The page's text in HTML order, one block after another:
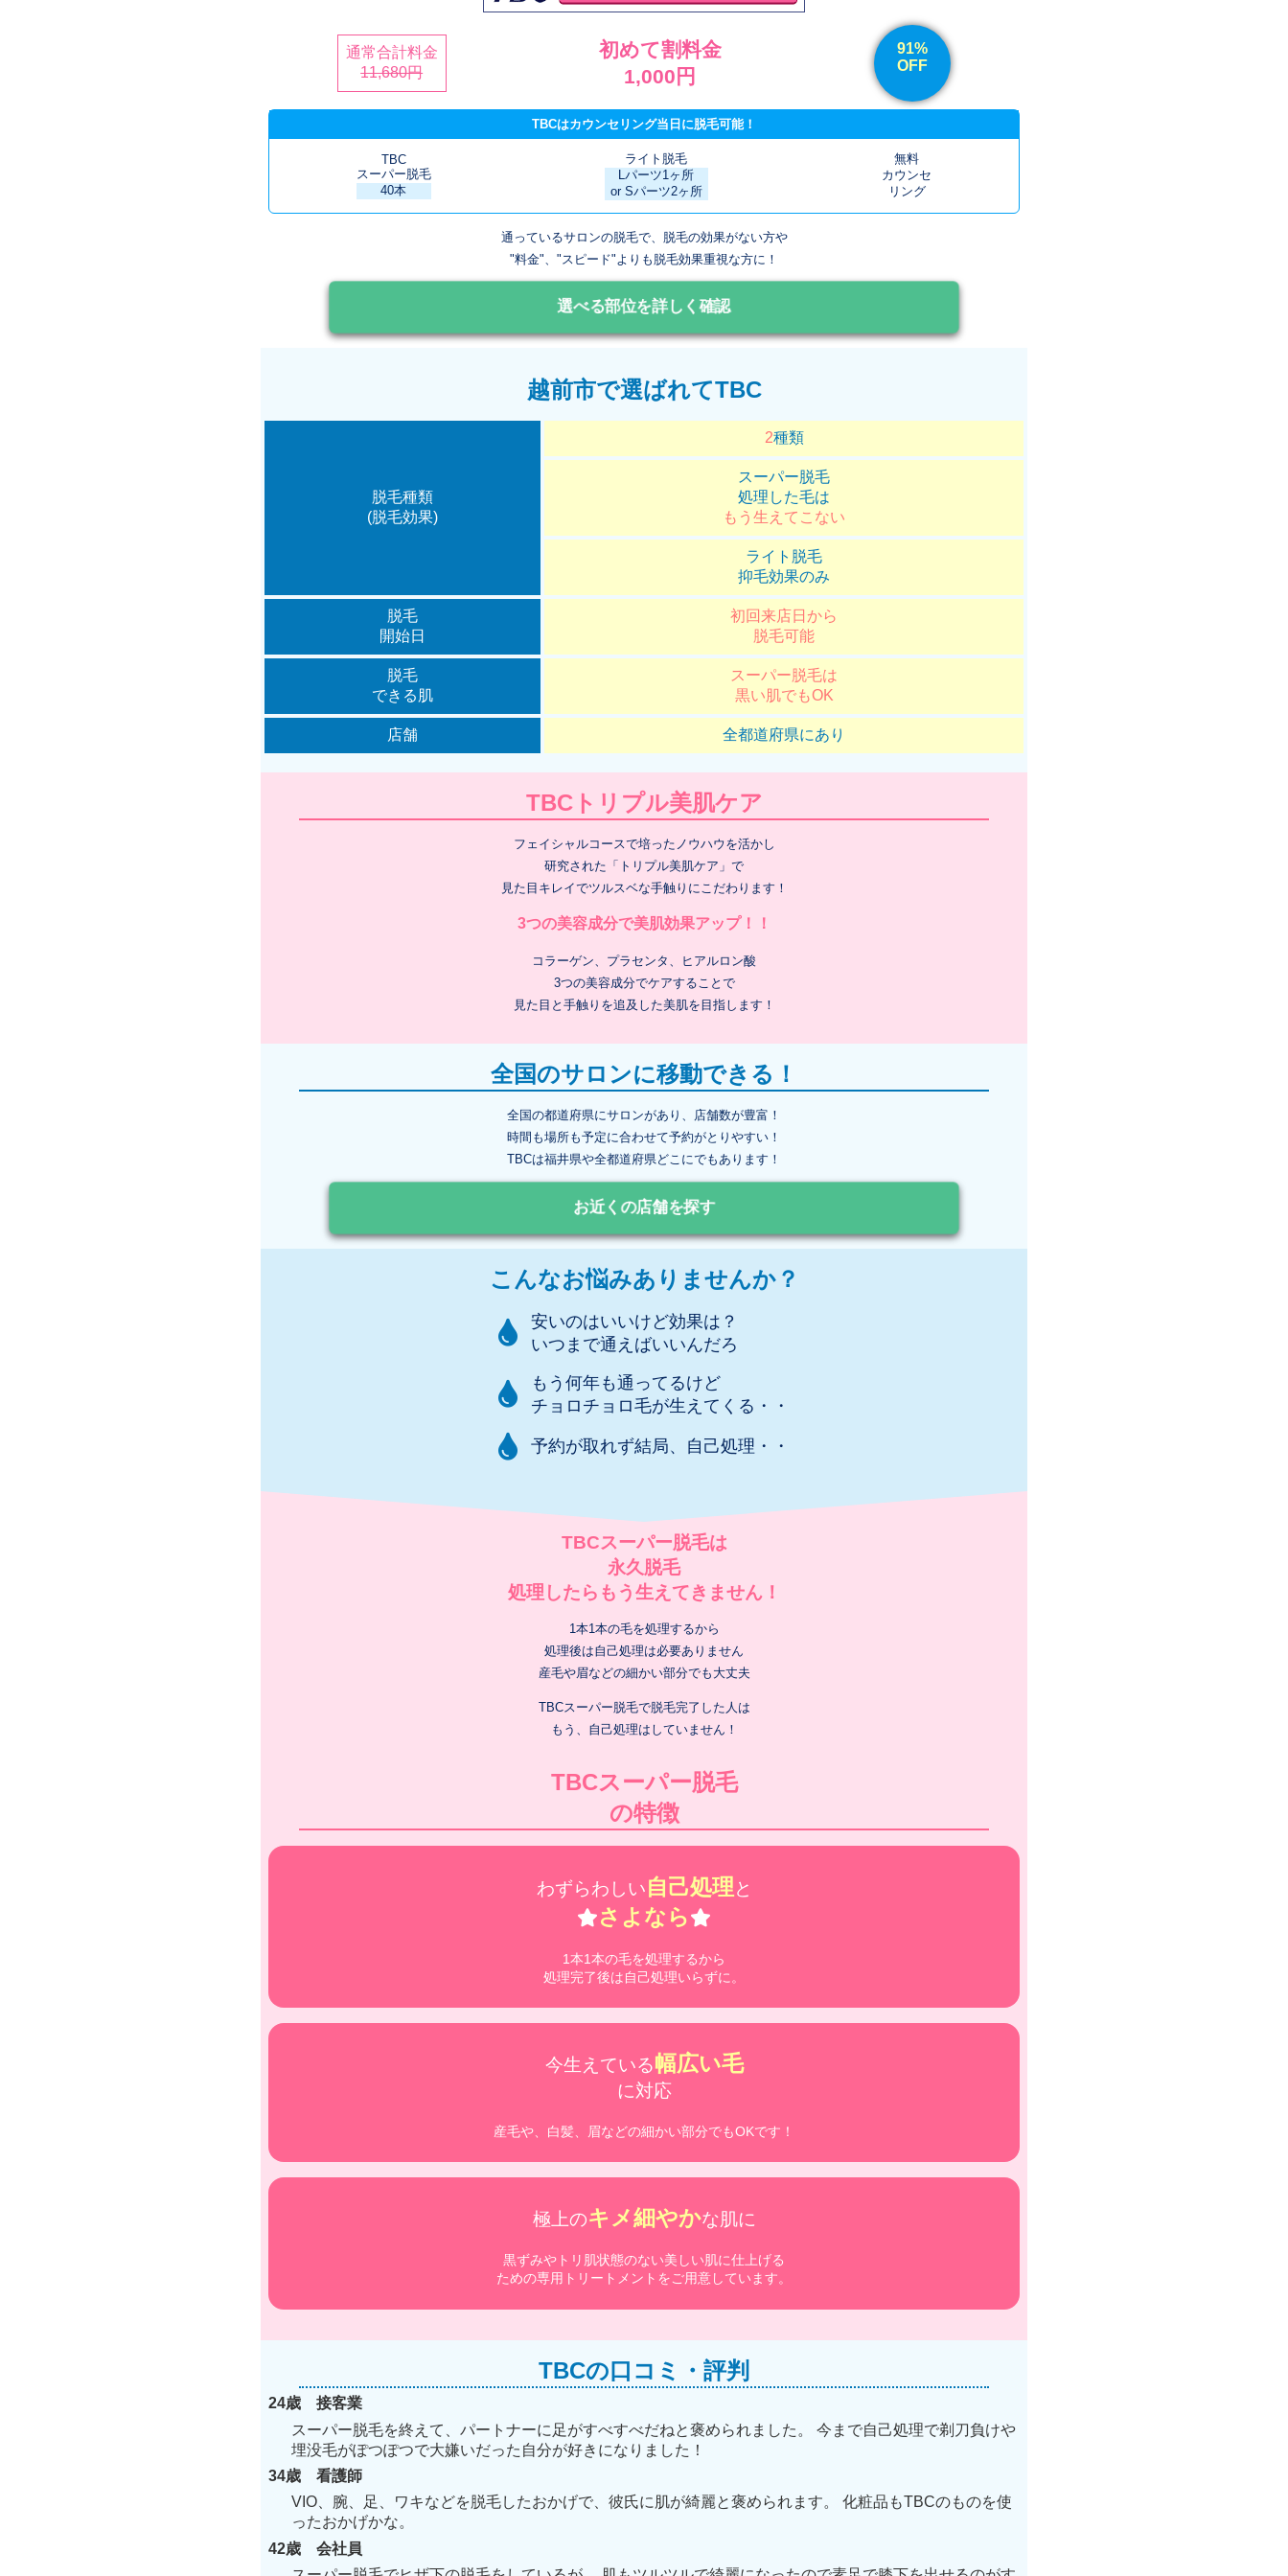
通常合計料金
11,680円
初めて割料金
1,000円
91%
OFF
TBCはカウンセリング当日に脱毛可能！
TBC
スーパー脱毛
40本
ライト脱毛
Lパーツ1ヶ所
or Sパーツ2ヶ所
無料
カウンセ
リング
通っているサロンの脱毛で、脱毛の効果がない方や
"料金"、"スピード"よりも脱毛効果重視な方に！
選べる部位を詳しく確認
越前市で選ばれてTBC
脱毛種類
(脱毛効果)
2種類
スーパー脱毛
処理した毛は
もう生えてこない
ライト脱毛
抑毛効果のみ
脱毛
開始日
初回来店日から
脱毛可能
脱毛
できる肌
スーパー脱毛は
黒い肌でもOK
店舗 全都道府県にあり
TBCトリプル美肌ケア
フェイシャルコースで培ったノウハウを活かし
研究された「トリプル美肌ケア」で
見た目キレイでツルスベな手触りにこだわります！
3つの美容成分で美肌効果アップ！！
コラーゲン、プラセンタ、ヒアルロン酸
3つの美容成分でケアすることで
見た目と手触りを追及した美肌を目指します！
全国のサロンに移動できる！
全国の都道府県にサロンがあり、店舗数が豊富！
時間も場所も予定に合わせて予約がとりやすい！
TBCは福井県や全都道府県どこにでもあります！
お近くの店舗を探す
こんなお悩みありませんか？
安いのはいいけど効果は？
いつまで通えばいいんだろ
もう何年も通ってるけど
チョロチョロ毛が生えてくる・・
予約が取れず結局、自己処理・・
TBCスーパー脱毛は
永久脱毛
処理したらもう生えてきません！
1本1本の毛を処理するから
処理後は自己処理は必要ありません
産毛や眉などの細かい部分でも大丈夫
TBCスーパー脱毛で脱毛完了した人は
もう、自己処理はしていません！
TBCスーパー脱毛
の特徴
わずらわしい自己処理と
さよなら
1本1本の毛を処理するから
処理完了後は自己処理いらずに。
今生えている幅広い毛
に対応
産毛や、白髪、眉などの細かい部分でもOKです！
極上のキメ細やかな肌に
黒ずみやトリ肌状態のない美しい肌に仕上げる
ための専用トリートメントをご用意しています。
TBCの口コミ・評判
24歳 接客業
スーパー脱毛を終えて、パートナーに足がすべすべだねと褒められました。 今まで自己処理で剃刀負けや
埋没毛がぽつぽつで大嫌いだった自分が好きになりました！
34歳 看護師
VIO、腕、足、ワキなどを脱毛したおかげで、彼氏に肌が綺麗と褒められます。 化粧品もTBCのものを使
ったおかげかな。
42歳 会社員